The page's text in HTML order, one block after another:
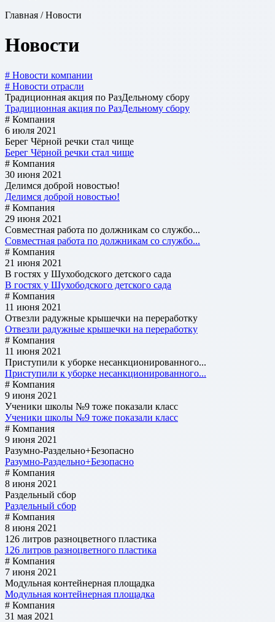
Главная / Новости
Новости
# Новости компании
# Новости отрасли
Традиционная акция по РазДельному сбору
Традиционная акция по РазДельному сбору
# Компания
6 июля 2021
Берег Чёрной речки стал чище
Берег Чёрной речки стал чище
# Компания
30 июня 2021
Делимся доброй новостью!
Делимся доброй новостью!
# Компания
29 июня 2021
Совместная работа по должникам со службо...
Совместная работа по должникам со службо...
# Компания
21 июня 2021
В гостях у Шухободского детского сада
В гостях у Шухободского детского сада
# Компания
11 июня 2021
Отвезли радужные крышечки на переработку
Отвезли радужные крышечки на переработку
# Компания
11 июня 2021
Приступили к уборке несанкционированного...
Приступили к уборке несанкционированного...
# Компания
9 июня 2021
Ученики школы №9 тоже показали класс
Ученики школы №9 тоже показали класс
# Компания
9 июня 2021
Разумно-Раздельно+Безопасно
Разумно-Раздельно+Безопасно
# Компания
8 июня 2021
Раздельный сбор
Раздельный сбор
# Компания
8 июня 2021
126 литров разноцветного пластика
126 литров разноцветного пластика
# Компания
7 июня 2021
Модульная контейнерная площадка
Модульная контейнерная площадка
# Компания
31 мая 2021